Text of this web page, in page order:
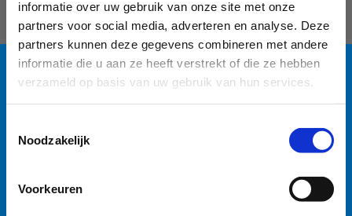
informatie over uw gebruik van onze site met onze
partners voor social media, adverteren en analyse. Deze
partners kunnen deze gegevens combineren met andere
informatie die u aan ze heeft verstrekt of die ze hebben
verzameld op basis van uw gebruik van hun services.
Noodzakelijk
Voorkeuren
watersportbaan
🚫 Helaas is er blauwalg vastgesteld in onze
watersportbaan. Dit betekent dat er vanaf nu een
Geef aan tot welk domein jouw vraag behoort
KIES EEN DOMEIN
Jouw vraag